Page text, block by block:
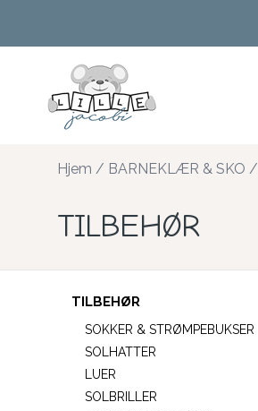
Hjem / BARNEKLÆR & SKO /
TILBEHØR
TILBEHØR
SOKKER & STRØMPEBUKSER
SOLHATTER
LUER
SOLBRILLER